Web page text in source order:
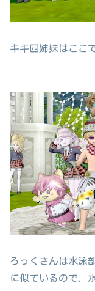
キキ四姉妹はここ
ろっくさんは水泳
に似ているので、